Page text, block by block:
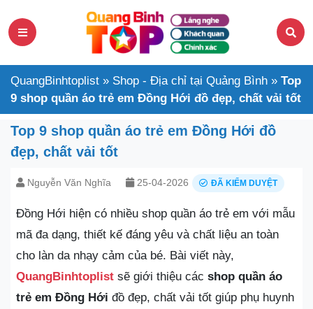
QuangBinhtoplist » Shop - Địa chỉ tại Quảng Bình » Top
9 shop quần áo trẻ em Đồng Hới đồ đẹp, chất vải tốt
Top 9 shop quần áo trẻ em Đồng Hới đồ
đẹp, chất vải tốt
Nguyễn Văn Nghĩa 25-04-2026 ĐÃ KIỂM DUYỆT
Đồng Hới hiện có nhiều shop quần áo trẻ em với mẫu
mã đa dạng, thiết kế đáng yêu và chất liệu an toàn
cho làn da nhạy cảm của bé. Bài viết này,
QuangBinhtoplist sẽ giới thiệu các shop quần áo
trẻ em Đồng Hới đồ đẹp, chất vải tốt giúp phụ huynh